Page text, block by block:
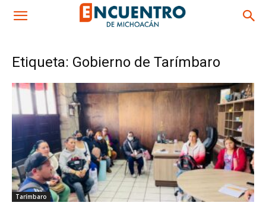
Etiqueta: Gobierno de Tarímbaro
Tarímbaro